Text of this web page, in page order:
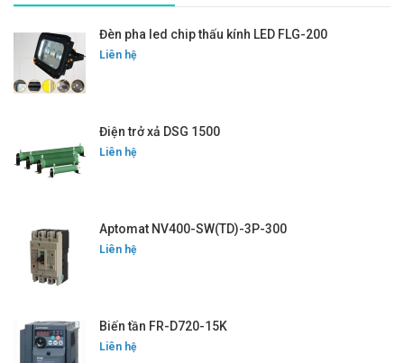
Đèn pha led chip thấu kính LED FLG-200
Liên hệ
Điện trở xả DSG 1500
Liên hệ
Aptomat NV400-SW(TD)-3P-300
Liên hệ
Biến tần FR-D720-15K
Liên hệ